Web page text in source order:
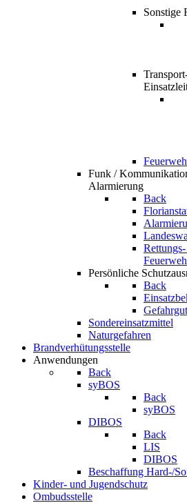
Sonstige
Funk /
Alarmierung
Back
Persönliche
Back
Sondereinsatzmittel
Naturgefahren
Brandverhütungsstelle
Anwendungen
Back
syBOS
Back
syBOS
DIBOS
Back
LIS
DIBOS
Beschaffung Hard-/
Kinder- und Jugendschutz
Ombudsstelle